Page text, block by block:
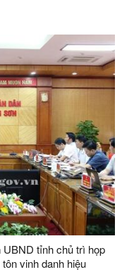
tỉnh chủ trì họp
vinh danh hiệu